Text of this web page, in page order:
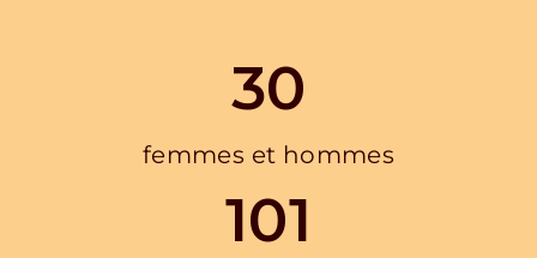
30
femmes et hommes
101